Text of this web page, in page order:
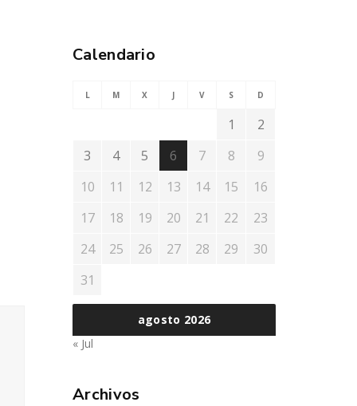
Calendario
agosto 2026
L M X J V S D
1
2
3
4 5 6 7 8
9
10
11 12 13 14 15
16
17
18 19 20 21 22
23
24
25 26 27 28 29
30
31
« Jul
Archivos